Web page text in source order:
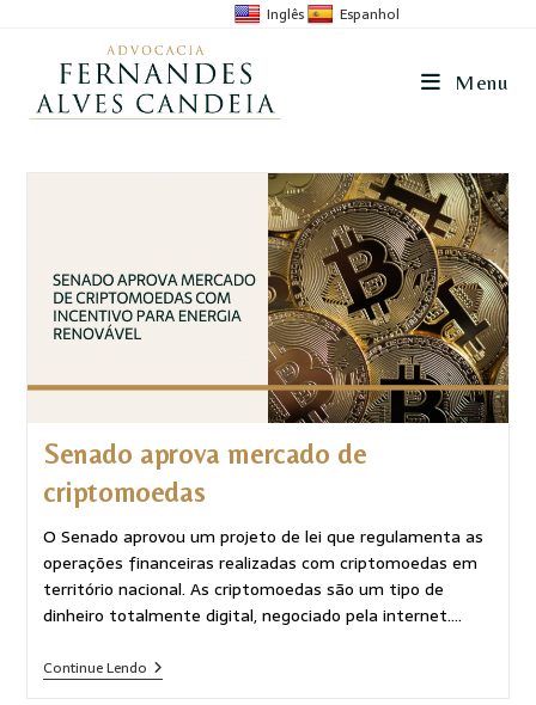
Inglês Espanhol
Menu
Senado aprova mercado de
criptomoedas
O Senado aprovou um projeto de lei que regulamenta as
operações financeiras realizadas com criptomoedas em
território nacional. As criptomoedas são um tipo de
dinheiro totalmente digital, negociado pela internet.…
Continue Lendo